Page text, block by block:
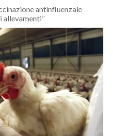
antinfluenzale
allevamenti”